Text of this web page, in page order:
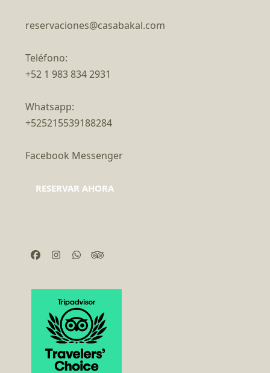
reservaciones@casabakal.com
Teléfono:
+52 1 983 834 2931
Whatsapp:
+525215539188284
Facebook Messenger
RESERVAR AHORA
Facebook
Instagram
WhatsappTripadvisor